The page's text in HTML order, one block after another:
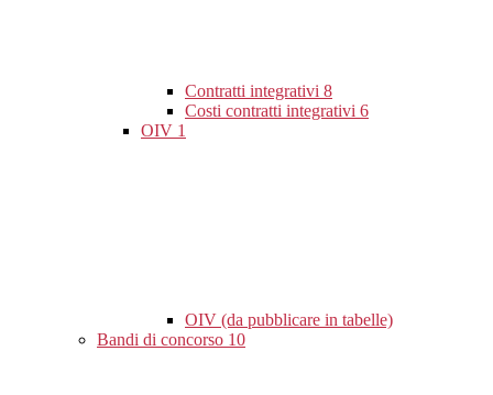
Contratti integrativi 8
Costi contratti integrativi 6
OIV 1
OIV (da pubblicare in tabelle)
Bandi di concorso 10